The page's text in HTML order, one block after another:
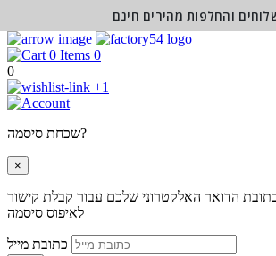
0
0
+1
שכחת סיסמה?
×
הדואר האלקטרוני שלכם עבור קבלת קישור
לאיפוס סיסמה
והחלפות מהירים חינם